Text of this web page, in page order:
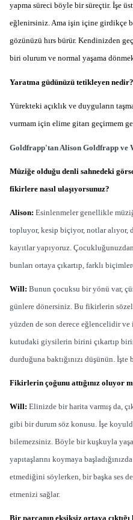
yapma süreci böyle bir süreçtir. İşe
eğlenirsiniz. Ama işin içine girdikçe
gözünüzü hırs bürür. Kendinizden
biri olurum ve normal yaşama
Yaratma güdünüzü tetikleyen nedir?
Yürekteki açıklık ve duyguların
vurmam için elime gitarı geçirmem
Goldfrapp'tan Alison Goldfrapp ve
Müziğe olduğu denli sahnedeki
fikirlere nasıl ulaşıyorsunuz?
Alison: Esinlenmeler genellikle
topluyor, kesip biçiyor, notlar alıyor,
kayıtlar yapıyoruz.
bunları ortaya çıkartıp, farklı
Will: Bunun çocuksu bir yönü var,
günlere dönersiniz. Bu fikirlerin
yüzden de son derece eğlencelidir
kutudaki giysilerin birini çıkartıp
durduğuna baktığınızı düşünün. İşte
Fikirlerin çoğunu attığınız oluyor
Will: Elinizde bir harita varmış da,
gibi bir durum söz konusu. İşe
bilemezsiniz. Böyle bir kuşkuyla
yapıtaşlarını koymaya
etmediğini söylerken, bir başka ses
etmenizi sağlar.
Bir parçanın eksiksiz ortaya